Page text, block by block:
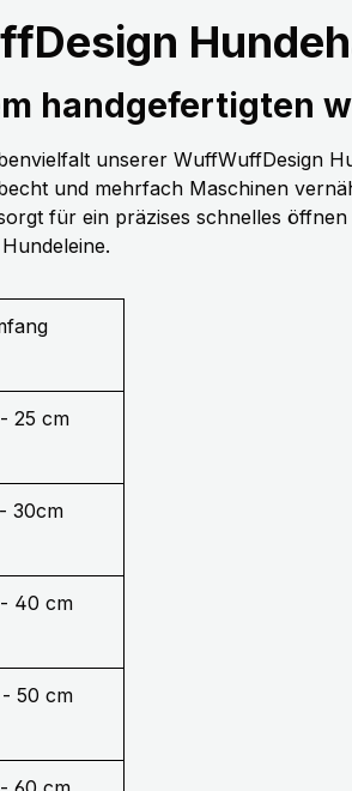
handgefertigten
unserer WuffWuffDesign
und mehrfach Maschinen
für ein präzises schnelles
25 cm
30cm
40 cm
50 cm